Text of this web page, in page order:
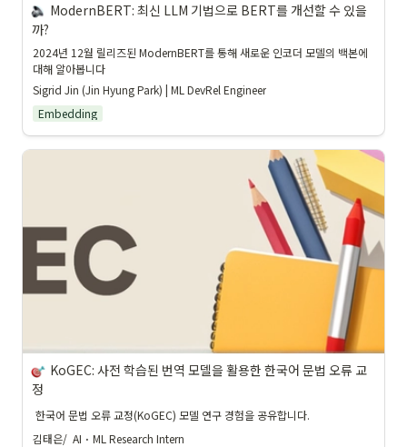
ModernBERT: 최신 LLM 기법으로 BERT를 개선할 수 있을
까?
2024년 12월 릴리즈된 ModernBERT를 통해 새로운 인코더 모델의 백본에
대해 알아봅니다
Sigrid Jin (Jin Hyung Park) | ML DevRel Engineer
Embedding
KoGEC: 사전 학습된 번역 모델을 활용한 한국어 문법 오류 교
정
한국어 문법 오류 교정(KoGEC) 모델 연구 경험을 공유합니다.
김태은/  AI · ML Research Intern